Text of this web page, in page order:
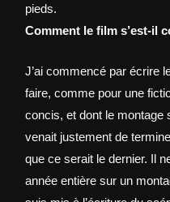
pieds.
Comment le film s’est-il
J’ai commencé par écrire
faire, comme pour une
concis, et dont le montage
venait justement de
que ce serait le dernier. Il
année entière sur un